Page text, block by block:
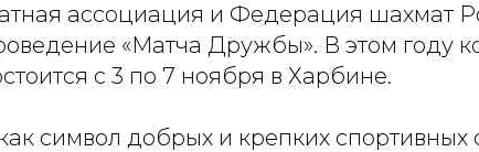
ассоциация и Федерация шахмат
«Матча Дружбы». В этом году
с 3 по 7 ноября в Харбине.
символ добрых и крепких спортивных